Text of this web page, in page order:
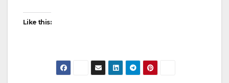
Like this: